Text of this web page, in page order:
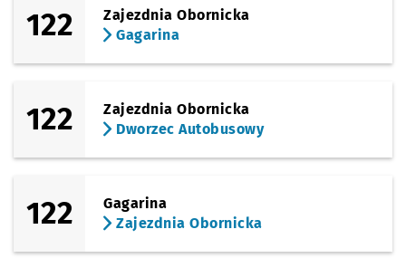
122
Zajezdnia Obornicka
Gagarina
122
Zajezdnia Obornicka
Dworzec Autobusowy
122
Gagarina
Zajezdnia Obornicka